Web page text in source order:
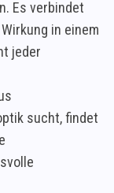
Es verbindet
in einem
jeder
sucht, findet